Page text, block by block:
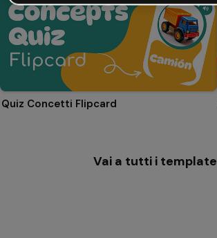
Quiz Concetti Flipcard
Vai a tutti i template